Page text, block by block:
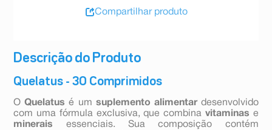
Descrição do Produto
Quelatus - 30 Comprimidos
O Quelatus é um suplemento alimentardesenvolvido
com uma fórmula exclusiva, que combina vitaminas e
minerais essenciais. Sua composição contém
Compartilhar produto